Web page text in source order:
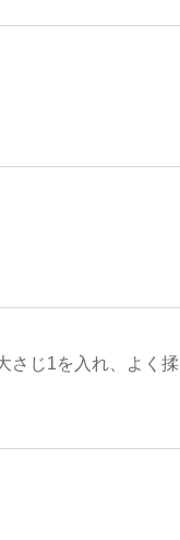
さじ1を入れ、よく揉